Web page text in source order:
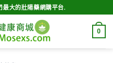
最大的壯陽藥網購平台.
0